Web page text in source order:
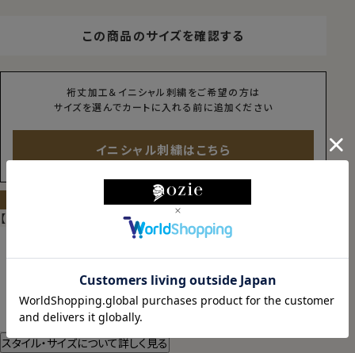
この商品のサイズを確認する
裄丈加工＆イニシャル刺繍をご希望の方は
サイズを選んでカートに入れる前に追加ください
イニシャル刺繍はこちら
サイズ・色を選んでカートに入れる
【限定スポット商品】再入荷はございません
13時00分までのご注文で
2026/08/11（火）に宅配便でお届けします。
（※裄丈加工・刺繍がある場合は除く）
スタイル・サイズについて詳しく見る